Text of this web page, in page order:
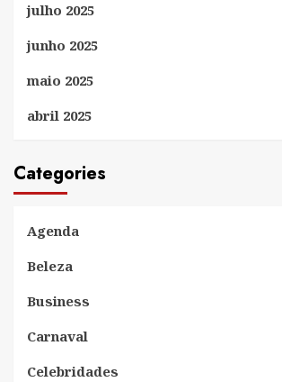
julho 2025
junho 2025
maio 2025
abril 2025
Categories
Agenda
Beleza
Business
Carnaval
Celebridades